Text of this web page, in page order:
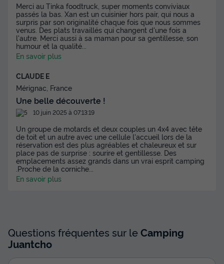
Merci au Tinka foodtruck, super moments conviviaux
passés la bas. Xan est un cuisinier hors pair, qui nous a
surpris par son originalité chaque fois que nous sommes
venus. Des plats travaillés qui changent d'une fois a
l'autre. Merci aussi à sa maman pour sa gentillesse, son
humour et la qualité
En savoir plus
CLAUDE E
Mérignac, France
Une belle découverte !
10 juin 2025 à 07:13:19
Un groupe de motards et deux couples un 4x4 avec tête
de toit et un autre avec une cellule l'accueil lors de la
réservation est des plus agréables et chaleureux et sur
place pas de surprise : sourire et gentillesse. Des
emplacements assez grands dans un vrai esprit camping
.Proche de la corniche...
En savoir plus
Questions fréquentes sur leCamping
Juantcho